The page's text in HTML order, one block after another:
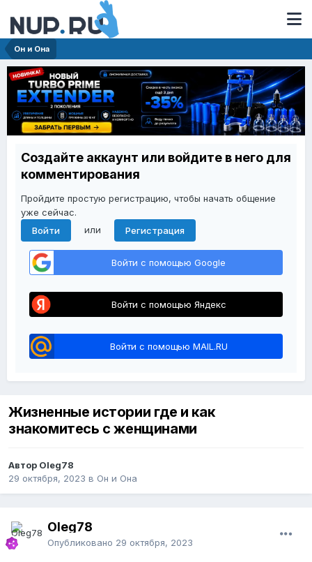
Он и Она
Создайте аккаунт или войдите в него для
комментирования
Пройдите простую регистрацию, чтобы начать общение
уже сейчас.
Войти
или Регистрация
Войти с помощью Google
Войти с помощью Яндекс
Войти с помощью MAIL.RU
Жизненные истории где и как
знакомитесь с женщинами
Автор Oleg78
29 октября, 2023 в Он и Она
Oleg78
Опубликовано 29 октября, 2023